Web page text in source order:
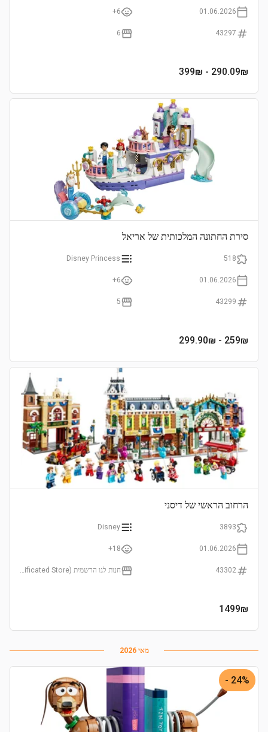
01.06.2026
6+
43297
6
290.09₪
- 399₪
סירת החתונה המלכותית של אריאל
518
Disney Princess
01.06.2026
6+
43299
5
259₪
- 299.90₪
הרחוב הראשי של דיסני
3893
Disney
01.06.2026
18+
43302 חנות לגו הרשמית (LEGO Certificated Store)
1499₪
מאי 2026
24% -